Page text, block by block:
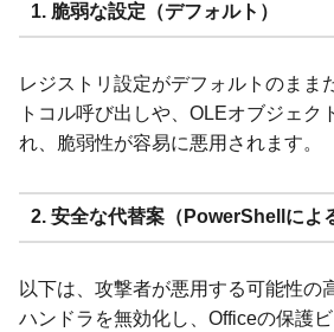
1. 脆弱な設定（デフォルト）
レジストリ設定がデフォルトのまま
トコル呼び出しや、OLEオブジェク
れ、脆弱性が容易に悪用されます。
2. 安全な代替案（PowerShellによ
以下は、攻撃者が悪用する可能性の
ハンドラを無効化し、Officeの保護